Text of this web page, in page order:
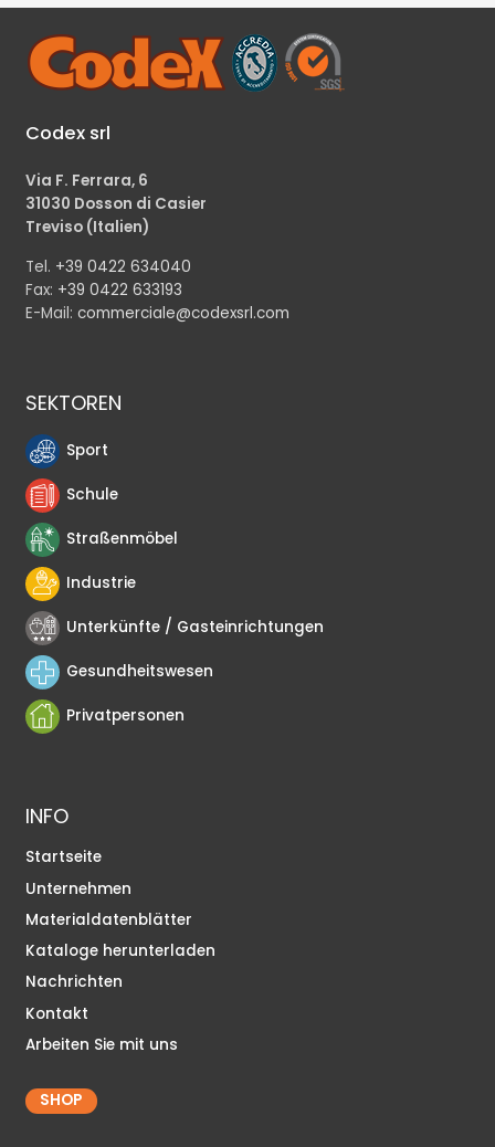
Codex srl
Via F. Ferrara, 6
31030 Dosson di Casier
Treviso (Italien)
Tel. +39 0422 634040
Fax: +39 0422 633193
E-Mail: commerciale@codexsrl.com
SEKTOREN
Sport
Schule
Straßenmöbel
Industrie
Unterkünfte / Gasteinrichtungen
Gesundheitswesen
Privatpersonen
INFO
Startseite
Unternehmen
Materialdatenblätter
Kataloge herunterladen
Nachrichten
Kontakt
Arbeiten Sie mit uns
SHOP